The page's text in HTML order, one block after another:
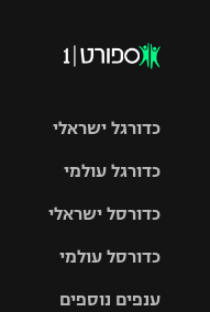
כדורגל ישראלי
גביע הטוטו
כדורגל עולמי
האלופות
ליגה
כדורסל ישראלי
סל
כדורסל עולמי
ענפים נוספים